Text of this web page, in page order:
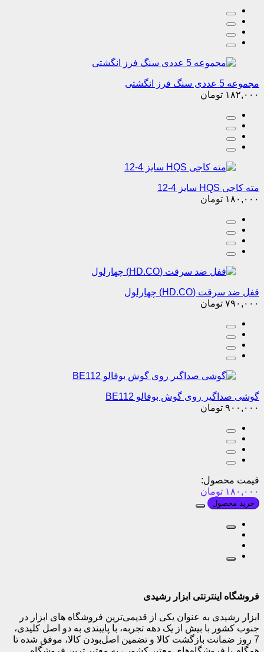
مجموعه 5 عددی سنگ فرز انگشتی
۱۸۲,۰۰۰ تومان
مته کاجی HQS سایز 4-12
۱۸۰,۰۰۰ تومان
قفل ضد سرقت (HD.CO) چهارلول
۷۹۰,۰۰۰ تومان
گوشی صداگیر روی گوش بوفالو BE112
۹۰۰,۰۰۰ تومان
قیمت محصول:
۱۸۰,۰۰۰ تومان
خرید محصول
فروشگاه اینترنتی ابزار رشیدی
ابزار رشیدی به عنوان یکی از قدیمی‌ترین فروشگاه های ابزار در
جنوب کشور با بیش از یک دهه تجربه، با پایبندی به دو اصل کلیدی،
7 روز ضمانت بازگشت کالا و تضمین اصل‌بودن کالا، موفق شده تا